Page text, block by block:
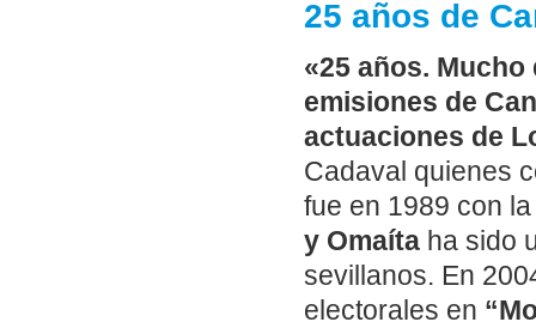
25 años de
«25 años.
emisiones de
actuaciones de
Cadaval quienes
fue en 1989 con
y Omaíta ha sido
sevillanos. En
electorales en